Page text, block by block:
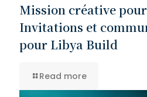
Mission créative pour
Invitations et
pour Libya Build
Read more